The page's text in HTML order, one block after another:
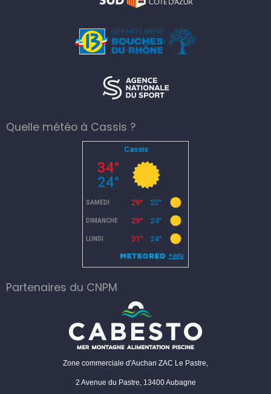
Quelle météo à Cassis ?
Partenaires du CNPM
Zone commerciale d'Auchan ZAC Le Pastre,
2 Avenue du Pastre, 13400 Aubagne